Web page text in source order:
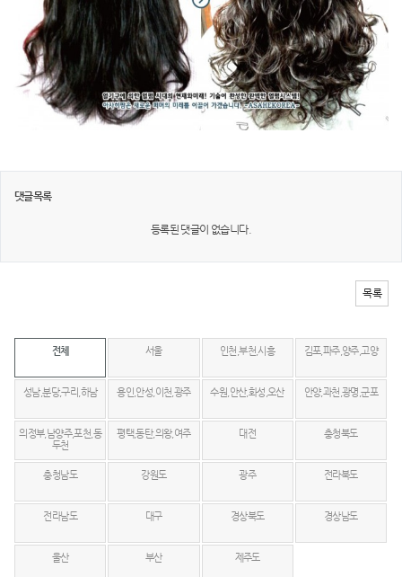
댓글목록
등록된 댓글이 없습니다.
목록
전체 서울 인천,부천,시흥 김포,파주,양주,고양
성남,분당,구리,하남 용인,안성,이천,광주 수원,안산,화성,오산 안양,과천,광명,군포
의정부,남양주,포천,동
두천
평택,동탄,의왕,여주 대전 충청북도
충청남도 강원도 광주 전라북도
전라남도 대구 경상북도 경상남도
울산 부산 제주도